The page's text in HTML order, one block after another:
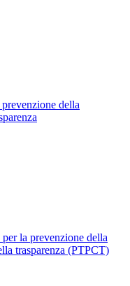
della
la prevenzione della
trasparenza (PTPCT)